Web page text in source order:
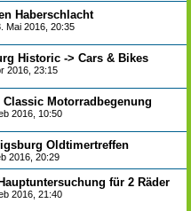
Haberschlacht
Mai 2016, 20:35
Historic -> Cars & Bikes
2016, 23:15
Classic Motorradbegenung
2016, 10:50
Oldtimertreffen
2016, 20:29
für 2 Räder
2016, 21:40